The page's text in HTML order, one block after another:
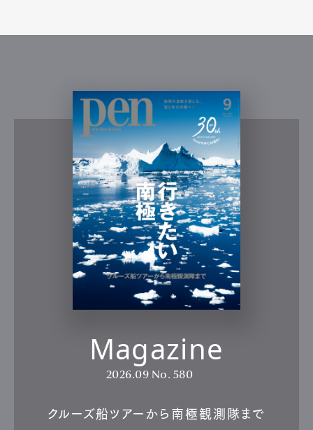
Magazine
2026.09 No. 580
クルーズ船ツアーから南極観測隊まで